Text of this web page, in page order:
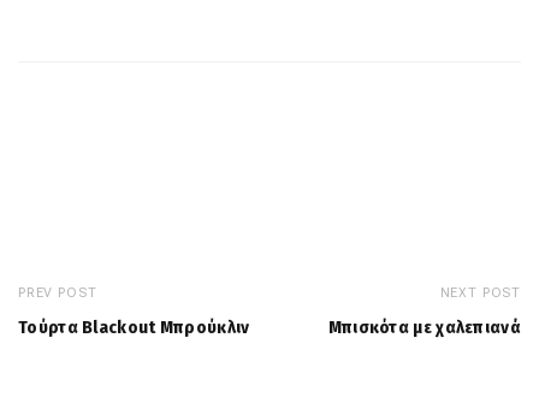
PREV POST
Τούρτα Blackout Μπρούκλιν
NEXT POST
Μπισκότα με χαλεπιανά